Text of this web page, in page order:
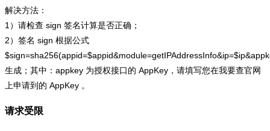
解决方法：
1）请检查 sign 签名计算是否正确；
2）签名 sign 根据公式
生成；其中：appkey 为授权接口的 AppKey，请填写您在我要查官网
上申请到的 AppKey 。
请求受限